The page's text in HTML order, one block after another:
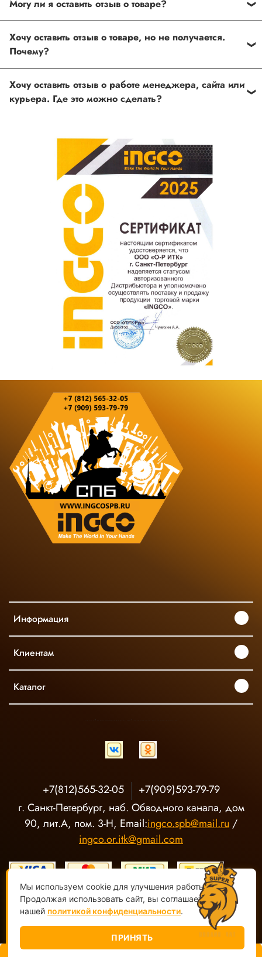
специальное поле, где Вы можете оставить свой отзыв.
Также Вы можете присвоить товару от одной до пяти
звёзд. Все отзывы о товарах проходят модерацию.
Хочу оставить отзыв о товаре, но не получается.
полей. Если поля заполнены корректно, то свяжитесь с
нами по телефону +7 (812) 565-32-05;
Хочу оставить отзыв о работе менеджера, сайта или
Ваш отзыв о товаре, магазине или работе продавца
поможет нам улучшать сервис и будет полезен другим
Оставить отзыв о покупке
Информация
Клиентам
Каталог
+7(812)565-32-05
+7(909)593-79-79
г. Санкт-Петербург, наб. Обводного канала, дом
90, лит.А, пом. 3-Н, Email:ingco.spb@mail.ru /
ingco.or.itk@gmail.com
ООО "О-Р ИТК" Магазин электроинструмента INGCO ©2020-
2026, Все права защищены
Мы используем cookie для улучшения работы сайта.
Продолжая использовать сайт, вы соглашаетесь с
нашей политикой конфиденциальности.
ПРИНЯТЬ